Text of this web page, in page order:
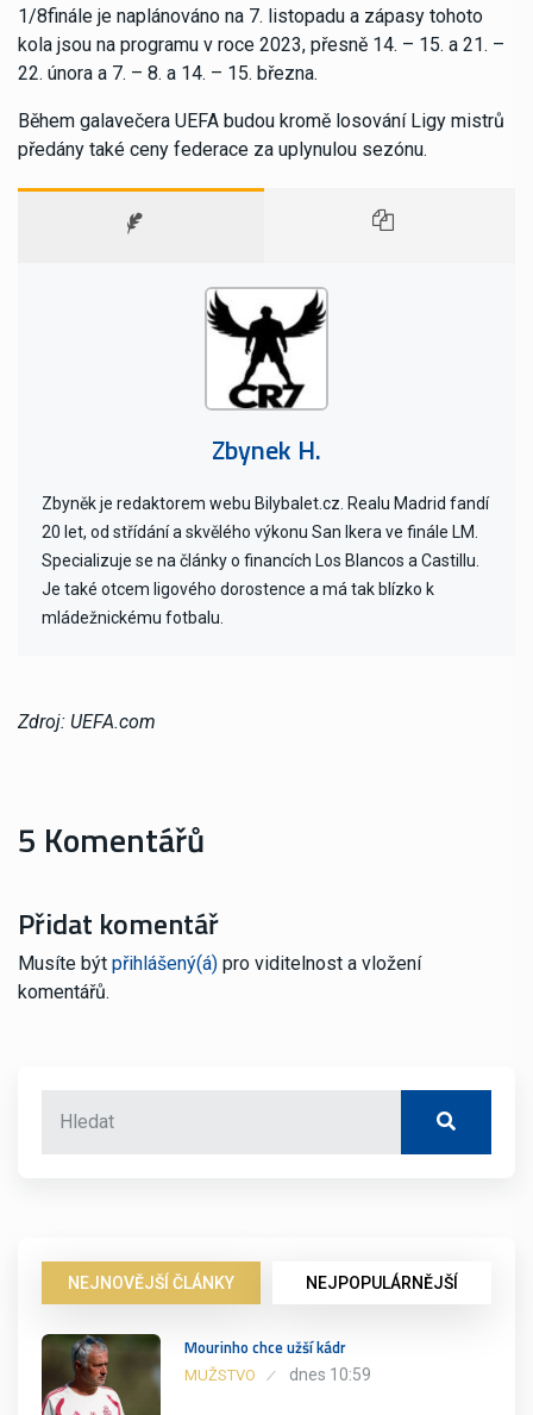
1/8finále je naplánováno na 7. listopadu a zápasy tohoto
kola jsou na programu v roce 2023, přesně 14. – 15. a 21. –
22. února a 7. – 8. a 14. – 15. března.
Během galavečera UEFA budou kromě losování Ligy mistrů
předány také ceny federace za uplynulou sezónu.
Zbynek H.
Zbyněk je redaktorem webu Bilybalet.cz. Realu Madrid fandí
20 let, od střídání a skvělého výkonu San Ikera ve finále LM.
Specializuje se na články o financích Los Blancos a Castillu.
Je také otcem ligového dorostence a má tak blízko k
mládežnickému fotbalu.
Zdroj: UEFA.com
5 Komentářů
Přidat komentář
Musíte být přihlášený(á) pro viditelnost a vložení
komentářů.
NEJNOVĚJŠÍ ČLÁNKY NEJPOPULÁRNĚJŠÍ
Mourinho chce užší kádr
MUŽSTVO dnes 10:59